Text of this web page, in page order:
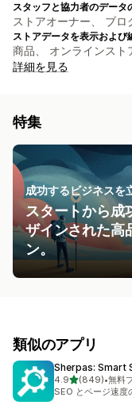
スタッフと協力者のデータ
ストアオーナー、 ブロ
ストアデータを表示および
商品、 オンラインスト
詳細を見る
特集
成功するビジネスを
スタートから成
ザインされた高
ン。
類似のアプリ
Sherpas: Smart
4.95つ星中
(849)
合計レビュー数：
•無料
SEO とページ速度